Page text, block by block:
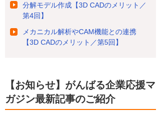
分解モデル作成【3D CADのメリット／
第4回】
メカニカル解析やCAM機能との連携
【3D CADのメリット／第5回】
【お知らせ】がんばる企業応援マ
ガジン最新記事のご紹介